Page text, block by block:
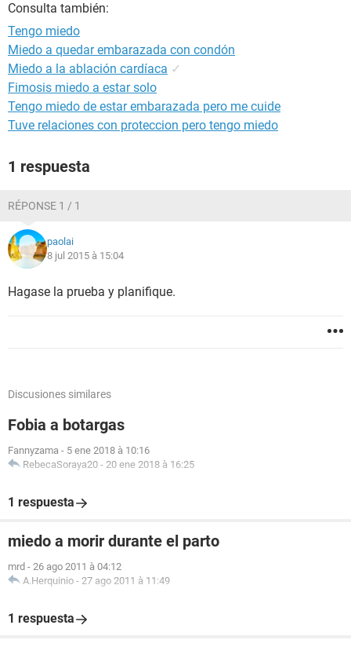
ovarios, tengo un poco de cólicos, pero aun no me llega mi
periodo.
Es normal que esto pase? En serio necesito ayuda me da
mucho miedo quedar embarazada.
Consulta también:
Tengo miedo
Miedo a quedar embarazada con condón
Miedo a la ablación cardíaca ✓
Fimosis miedo a estar solo
Tengo miedo de estar embarazada pero me cuide
Tuve relaciones con proteccion pero tengo miedo
1 respuesta
RÉPONSE 1 / 1
paolai
8 jul 2015 à 15:04
Hagase la prueba y planifique.
Discusiones similares
Fobia a botargas
Fannyzama - 5 ene 2018 à 10:16
RebecaSoraya20 - 20 ene 2018 à 16:25
1 respuesta
miedo a morir durante el parto
mrd - 26 ago 2011 à 04:12
A.Herquinio - 27 ago 2011 à 11:49
1 respuesta